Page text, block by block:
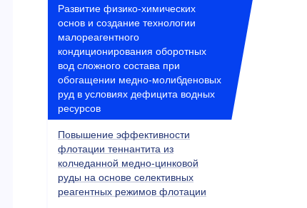
Развитие физико-химических
основ и создание технологии
малореагентного
кондиционирования оборотных
вод сложного состава при
обогащении медно-молибденовых
руд в условиях дефицита водных
ресурсов
Повышение эффективности
флотации теннантита из
колчеданной медно-цинковой
руды на основе селективных
реагентных режимов флотации